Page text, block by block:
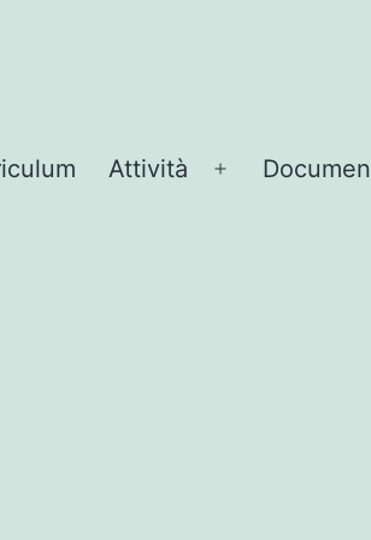
Attività
Apri